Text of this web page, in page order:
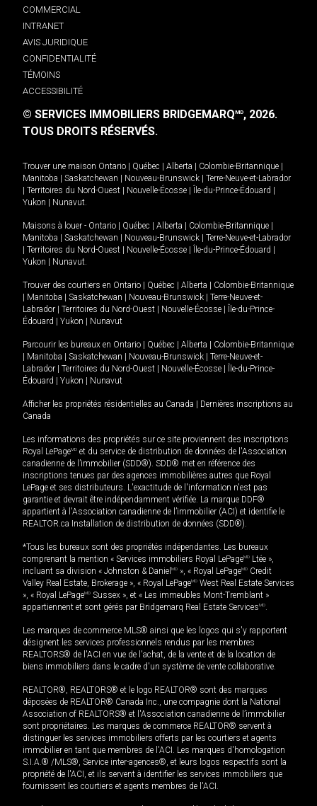
COMMERCIAL
INTRANET
AVIS JURIDIQUE
CONFIDENTIALITÉ
TÉMOINS
ACCESSIBILITÉ
© SERVICES IMMOBILIERS BRIDGEMARQMD, 2026.
TOUS DROITS RÉSERVÉS.
Trouver une maison Ontario Québec Alberta Colombie-Britannique
Manitoba
Saskatchewan Nouveau-Brunswick
Terre-Neuve-et-Labrador
Territoires du Nord-Ouest Nouvelle-Écosse Île-du-Prince-Édouard
Yukon
Nunavut.
Maisons à louer - Ontario Québec Alberta Colombie-Britannique
Manitoba
Saskatchewan Nouveau-Brunswick
Terre-Neuve-et-Labrador
Territoires du Nord-Ouest Nouvelle-Écosse Île-du-Prince-Édouard
Yukon
Nunavut.
Trouver des courtiers en Ontario Québec Alberta
Colombie-Britannique
Manitoba Saskatchewan Nouveau-Brunswick
Terre-Neuve-et-
Labrador
Territoires du Nord-Ouest Nouvelle-Écosse
Île-du-Prince-
Édouard
Yukon Nunavut
Parcourir les bureaux en Ontario Québec Alberta
Colombie-Britannique
Manitoba Saskatchewan Nouveau-Brunswick
Terre-Neuve-et-
Labrador
Territoires du Nord-Ouest Nouvelle-Écosse
Île-du-Prince-
Édouard
Yukon Nunavut
Afficher les propriétés résidentielles au Canada
Dernières inscriptions au
Canada
Les informations des propriétés sur ce site proviennent des inscriptions
Royal LePageMD et du service de distribution de données de l'Association
canadienne de l’immobilier (SDD®). SDD® met en référence des
inscriptions tenues par des agences immobilières autres que Royal
LePage et ses distributeurs. L'exactitude de l'information n'est pas
garantie et devrait être indépendamment vérifiée. La marque DDF®
appartient à l'Association canadienne de l’immobilier (ACI) et identifie le
REALTOR.ca Installation de distribution de données (SDD®).
*Tous les bureaux sont des propriétés indépendantes. Les bureaux
comprenant la mention « Services immobiliers Royal LePageMD Ltée »,
incluant sa division « Johnston & Daniel MD », « Royal LePageMD Credit
Valley Real Estate, Brokerage », « Royal LePageMD West Real Estate Services
», « Royal LePageMD Sussex », et « Les immeubles Mont-Tremblant »
appartiennent et sont gérés par Bridgemarq Real Estate ServicesMD.
Les marques de commerce MLS® ainsi que les logos qui s'y rapportent
désignent les services professionnels rendus par les membres
REALTORS® de l'ACI en vue de l'achat, de la vente et de la location de
biens immobiliers dans le cadre d'un système de vente collaborative.
REALTOR®, REALTORS® et le logo REALTOR® sont des marques
déposées de REALTOR® Canada Inc., une compagnie dont la National
Association of REALTORS® et l'Association canadienne de l’immobilier
sont propriétaires. Les marques de commerce REALTOR® servent à
distinguer les services immobiliers offerts par les courtiers et agents
immobilier en tant que membres de l'ACI. Les marques d'homologation
S.I.A.® /MLS®, Service inter-agences®, et leurs logos respectifs sont la
propriété de l'ACI, et ils servent à identifier les services immobiliers que
fournissent les courtiers et agents membres de l'ACI.